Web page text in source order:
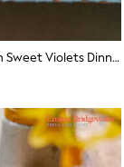
Emma Bridgewater Medium Sweet Violets Dinner Plate, 8.5 Inch